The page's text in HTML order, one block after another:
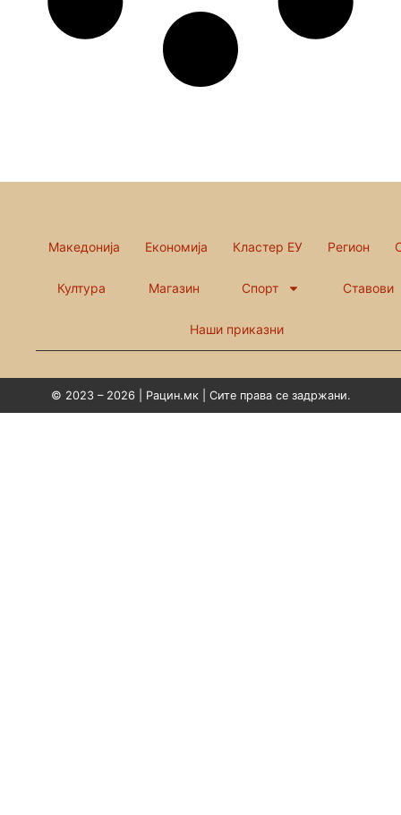
Македонија Економија Кластер ЕУ Регион
Култура Магазин Спорт Ставови
Наши приказни
© 2023 – 2026 | Рацин.мк | Сите права се задржани.